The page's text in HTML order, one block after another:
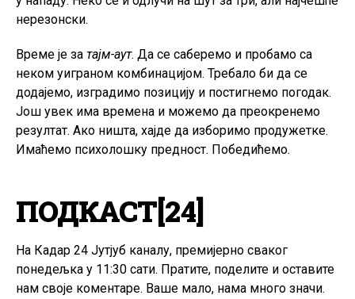
нерезонски.
Време је за тајм-аут. Да се саберемо и пробамо са
неком уиграном комбинацијом. Требало би да се
додајемо, изградимо позицију и постигнемо погодак.
Још увек има времена и можемо да преокренемо
резултат. Ако ништа, хајде да изборимо продужетке.
Имаћемо психолошку предност. Победићемо.
ПОДКАСТ[24]
На Кадар 24 Јутјуб каналу, премијерно сваког
понедељка у 11:30 сати. Пратите, поделите и оставите
нам своје коментаре. Ваше мало, нама много значи.